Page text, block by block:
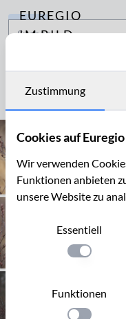
EUREGIO
IM BILD
Archiv
Kontakt
Archiv
Zustimmung
Cookies auf
Wir verwenden
Funktionen anbieten
unsere Website zu
Essentiell
Einstellung
Funktionen